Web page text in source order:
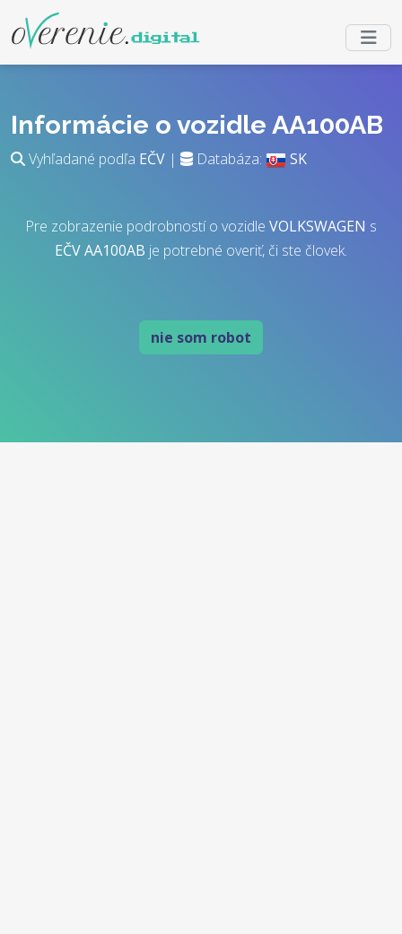
Informácie o vozidle AA100AB
Vyhľadané podľa EČV | Databáza: SK
Pre zobrazenie podrobností o vozidle VOLKSWAGEN s
EČVAA100AB je potrebné overiť, či ste človek.
nie som robot